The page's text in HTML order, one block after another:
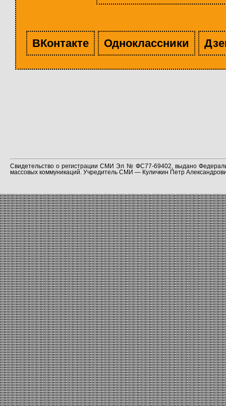
ВКонтакте Одноклассники
Свидетельство о регистрации СМИ Эл № ФС77-69402, выдано
массовых коммуникаций. Учредитель СМИ — Куличкин Петр